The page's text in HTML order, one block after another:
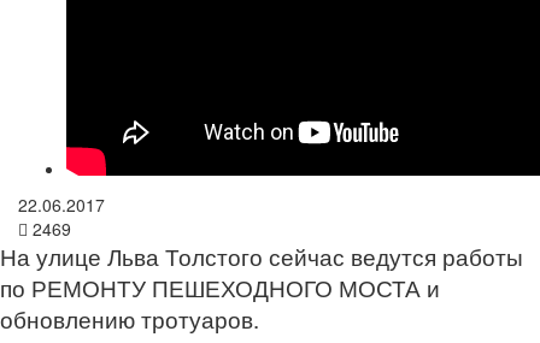
22.06.2017
2469
На улице Льва Толстого сейчас ведутся работы
по РЕМОНТУ ПЕШЕХОДНОГО МОСТА и
обновлению тротуаров.